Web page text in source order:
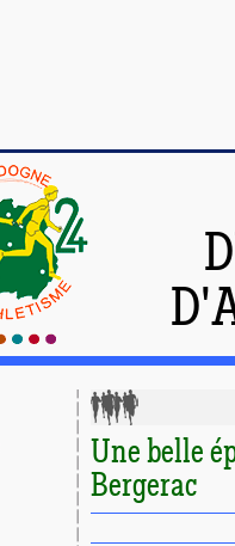
Une belle
Bergerac